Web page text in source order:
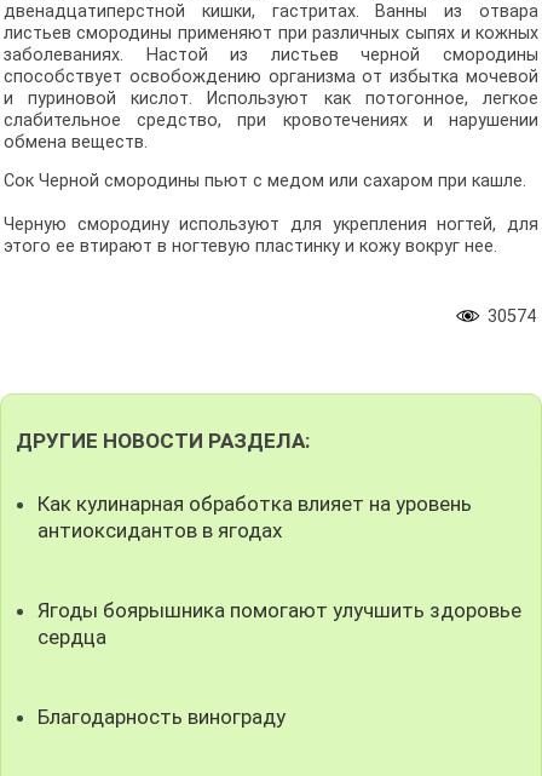
двенадцатиперстной кишки, гастритах. Ванны из отвара
листьев смородины применяют при различных сыпях и кожных
заболеваниях. Настой из листьев черной смородины
способствует освобождению организма от избытка мочевой
и пуриновой кислот. Используют как потогонное, легкое
слабительное средство, при кровотечениях и нарушении
обмена веществ.
Сок Черной смородины пьют с медом или сахаром при кашле.
Черную смородину используют для укрепления ногтей, для
этого ее втирают в ногтевую пластинку и кожу вокруг нее.
30574
ДРУГИЕ НОВОСТИ РАЗДЕЛА:
Как кулинарная обработка влияет на уровень
антиоксидантов в ягодах
Ягоды боярышника помогают улучшить здоровье
сердца
Благодарность винограду